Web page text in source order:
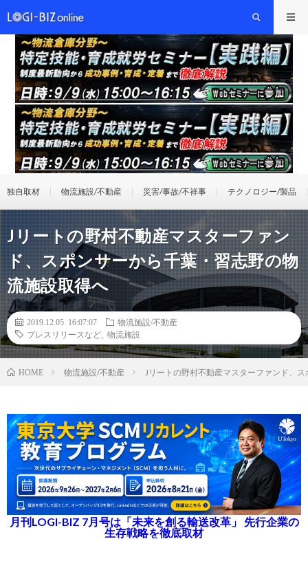
独自取材 物流施設/不動産 災害/事故/不祥事 テクノロジー/製品
Jリートの野村不動産マスターファン
ド、スポンサーから千葉・習志野の物
流施設取得へ
2019.12.05 16:07:07
物流施設/不動産
プレスリリースなど
物流施設
HOME 物流施設/不動産 Jリートの野村不動産マスターファンド、
月刊LOGI-BIZ 7月号は「未来を創る輸送改革」 先行企業の
生存戦略を徹底取材